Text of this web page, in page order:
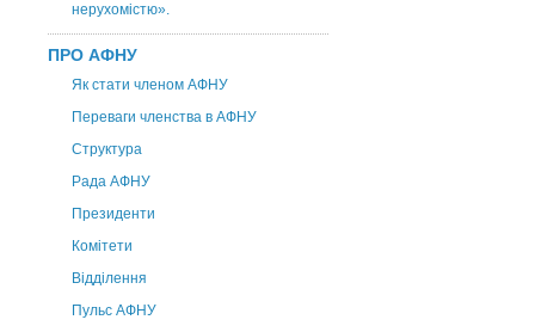
нерухомістю».
ПРО АФНУ
Як стати членом АФНУ
Переваги членства в АФНУ
Структура
Рада АФНУ
Президенти
Комітети
Відділення
Пульс АФНУ